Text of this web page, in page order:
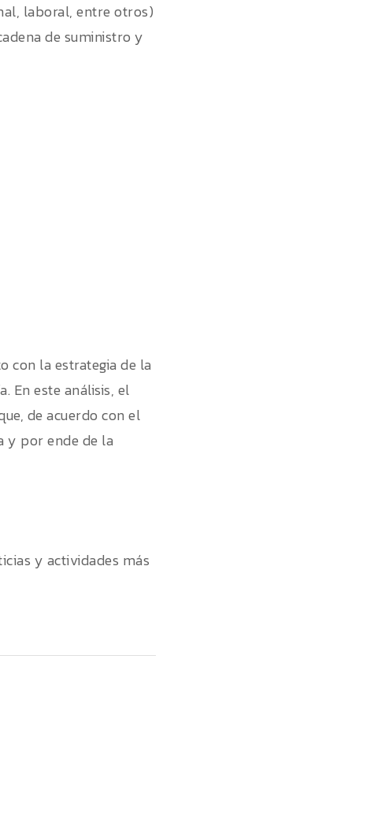
laboral, entre otros)
de suministro y
con la estrategia de la
En este análisis, el
de acuerdo con el
y por ende de la
y actividades más